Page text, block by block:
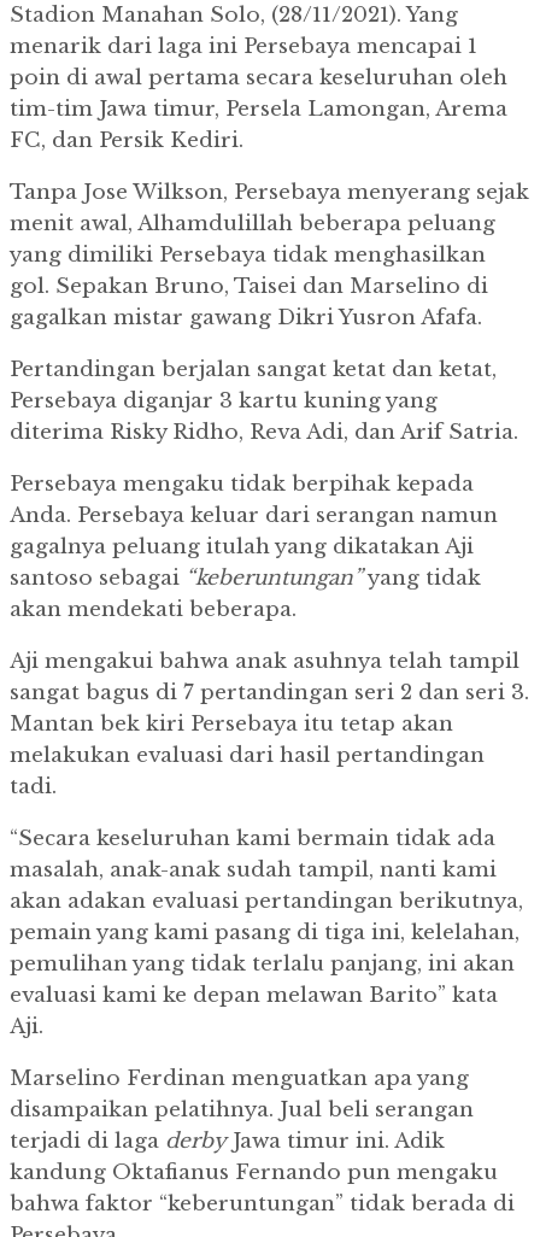
Stadion Manahan Solo, (28/11/2021).Yang
menarik dari laga ini Persebaya mencapai 1
poin di awal pertama secara keseluruhan oleh
tim-tim Jawa timur, Persela Lamongan, Arema
FC, dan Persik Kediri.
Tanpa Jose Wilkson, Persebaya menyerang sejak
menit awal, Alhamdulillah beberapa peluang
yang dimiliki Persebaya tidak menghasilkan
gol. Sepakan Bruno, Taisei dan Marselino di
gagalkan mistar gawang Dikri Yusron Afafa.
Pertandingan berjalan sangat ketat dan ketat,
Persebaya diganjar 3 kartu kuning yang
diterima Risky Ridho, Reva Adi, dan Arif Satria.
Persebaya mengaku tidak berpihak kepada
Anda. Persebaya keluar dari serangan namun
gagalnya peluang itulah yang dikatakan Aji
santoso sebagai “keberuntungan”yang tidak
akan mendekati beberapa.
Aji mengakui bahwa anak asuhnya telah tampil
sangat bagus di 7 pertandingan seri 2 dan seri 3.
Mantan bek kiri Persebaya itu tetap akan
melakukan evaluasi dari hasil pertandingan
tadi.
“Secara keseluruhan kami bermain tidak ada
masalah, anak-anak sudah tampil, nanti kami
akan adakan evaluasi pertandingan berikutnya,
pemain yang kami pasang di tiga ini, kelelahan,
pemulihan yang tidak terlalu panjang, ini akan
evaluasi kami ke depan melawan Barito” kata
Aji.
Marselino Ferdinan menguatkan apa yang
disampaikan pelatihnya. Jual beli serangan
terjadi di laga derbyJawa timur ini. Adik
kandung Oktafianus Fernando pun mengaku
bahwa faktor “keberuntungan” tidak berada di